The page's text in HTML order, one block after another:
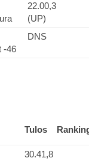
22.00,3
(UP)
-46
DNS
Tulos
30.41,8